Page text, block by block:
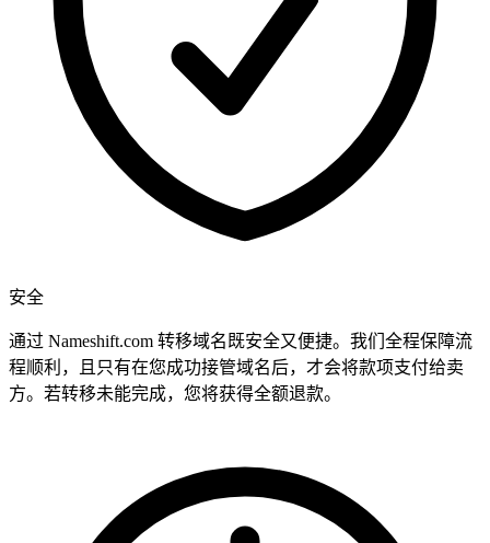
安全
通过 Nameshift.com 转移域名既安全又便捷。我们全程保障流
程顺利，且只有在您成功接管域名后，才会将款项支付给卖
方。若转移未能完成，您将获得全额退款。